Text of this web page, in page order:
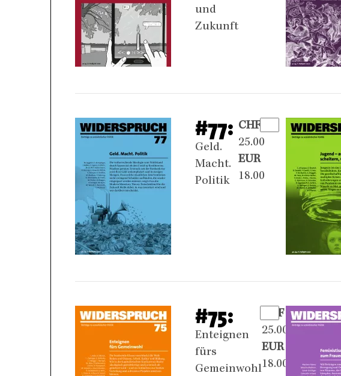
und
Zukunft
#77:
Geld.
Macht.
Politik
CHF
25.00
EUR
18.00
#75:
Enteignen
fürs
Gemeinwohl
CHF
25.00
EUR
18.00